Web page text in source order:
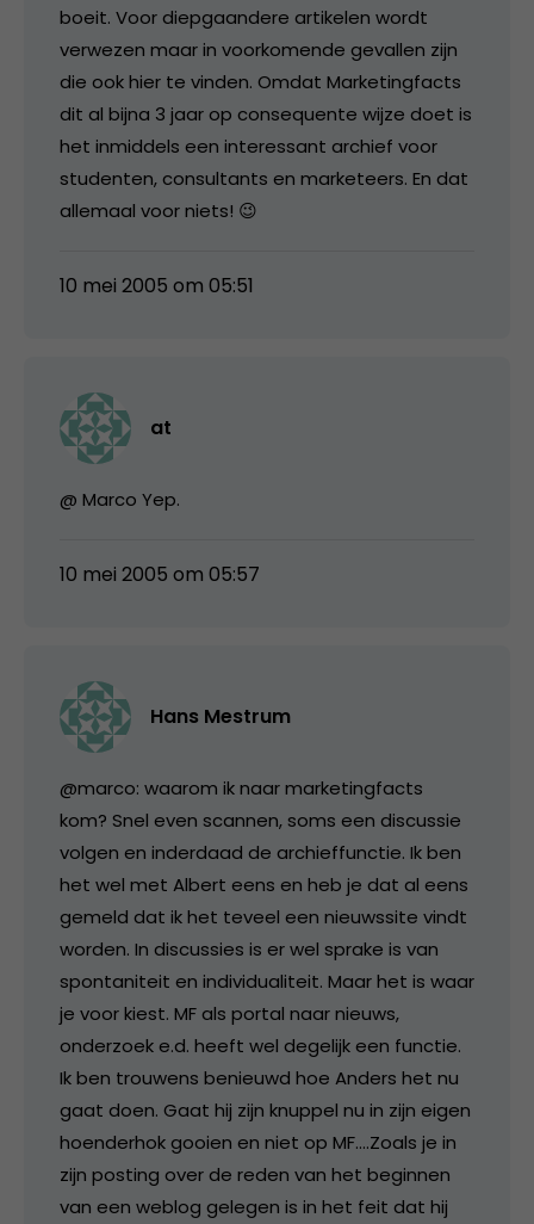
boeit. Voor diepgaandere artikelen wordt
verwezen maar in voorkomende gevallen zijn
die ook hier te vinden. Omdat Marketingfacts
dit al bijna 3 jaar op consequente wijze doet is
het inmiddels een interessant archief voor
studenten, consultants en marketeers. En dat
allemaal voor niets! 😉
10 mei 2005 om 05:51
at
@ Marco Yep.
10 mei 2005 om 05:57
Hans Mestrum
@marco: waarom ik naar marketingfacts
kom? Snel even scannen, soms een discussie
volgen en inderdaad de archieffunctie. Ik ben
het wel met Albert eens en heb je dat al eens
gemeld dat ik het teveel een nieuwssite vindt
worden. In discussies is er wel sprake is van
spontaniteit en individualiteit. Maar het is waar
je voor kiest. MF als portal naar nieuws,
onderzoek e.d. heeft wel degelijk een functie.
Ik ben trouwens benieuwd hoe Anders het nu
gaat doen. Gaat hij zijn knuppel nu in zijn eigen
hoenderhok gooien en niet op MF….Zoals je in
zijn posting over de reden van het beginnen
van een weblog gelegen is in het feit dat hij